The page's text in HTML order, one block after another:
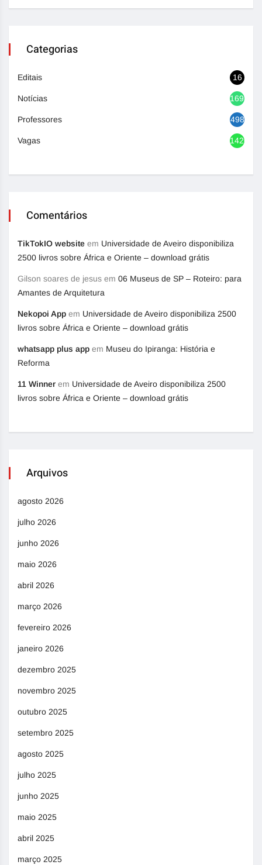
Categorias
Editais 16
Notícias 1692
Professores 498
Vagas 1420
Comentários
TikTokIO website em Universidade de Aveiro disponibiliza
2500 livros sobre África e Oriente – download grátis
Gilson soares de jesus em 06 Museus de SP – Roteiro: para
Amantes de Arquitetura
Nekopoi App em Universidade de Aveiro disponibiliza 2500
livros sobre África e Oriente – download grátis
whatsapp plus app em Museu do Ipiranga: História e
Reforma
11 Winner em Universidade de Aveiro disponibiliza 2500
livros sobre África e Oriente – download grátis
Arquivos
agosto 2026
julho 2026
junho 2026
maio 2026
abril 2026
março 2026
fevereiro 2026
janeiro 2026
dezembro 2025
novembro 2025
outubro 2025
setembro 2025
agosto 2025
julho 2025
junho 2025
maio 2025
abril 2025
março 2025